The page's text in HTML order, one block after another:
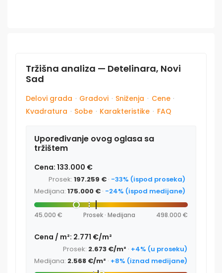
Tržišna analiza — Detelinara, Novi
Sad
Delovi grada · Gradovi · Sniženja · Cene ·
Kvadratura · Sobe · Karakteristike · FAQ
Upoređivanje ovog oglasa sa
tržištem
Cena: 133.000 €
Prosek: 197.259 € · -33% (ispod proseka)
Medijana: 175.000 € · -24% (ispod medijane)
45.000 € Prosek · Medijana 498.000 €
Cena / m²: 2.771 €/m²
Prosek: 2.673 €/m² · +4% (u proseku)
Medijana: 2.568 €/m² · +8% (iznad medijane)